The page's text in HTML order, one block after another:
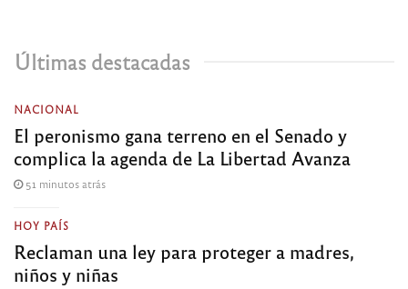
Últimas destacadas
NACIONAL
El peronismo gana terreno en el Senado y
complica la agenda de La Libertad Avanza
51 minutos atrás
HOY PAÍS
Reclaman una ley para proteger a madres,
niños y niñas